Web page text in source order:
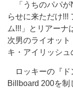
「うちのパパが
らせに来ただけ!!!
ム!!!」とリアーナ
次男のライオッ
キ・アイリッシュ
ロッキーの『ド
Billboard 200を制